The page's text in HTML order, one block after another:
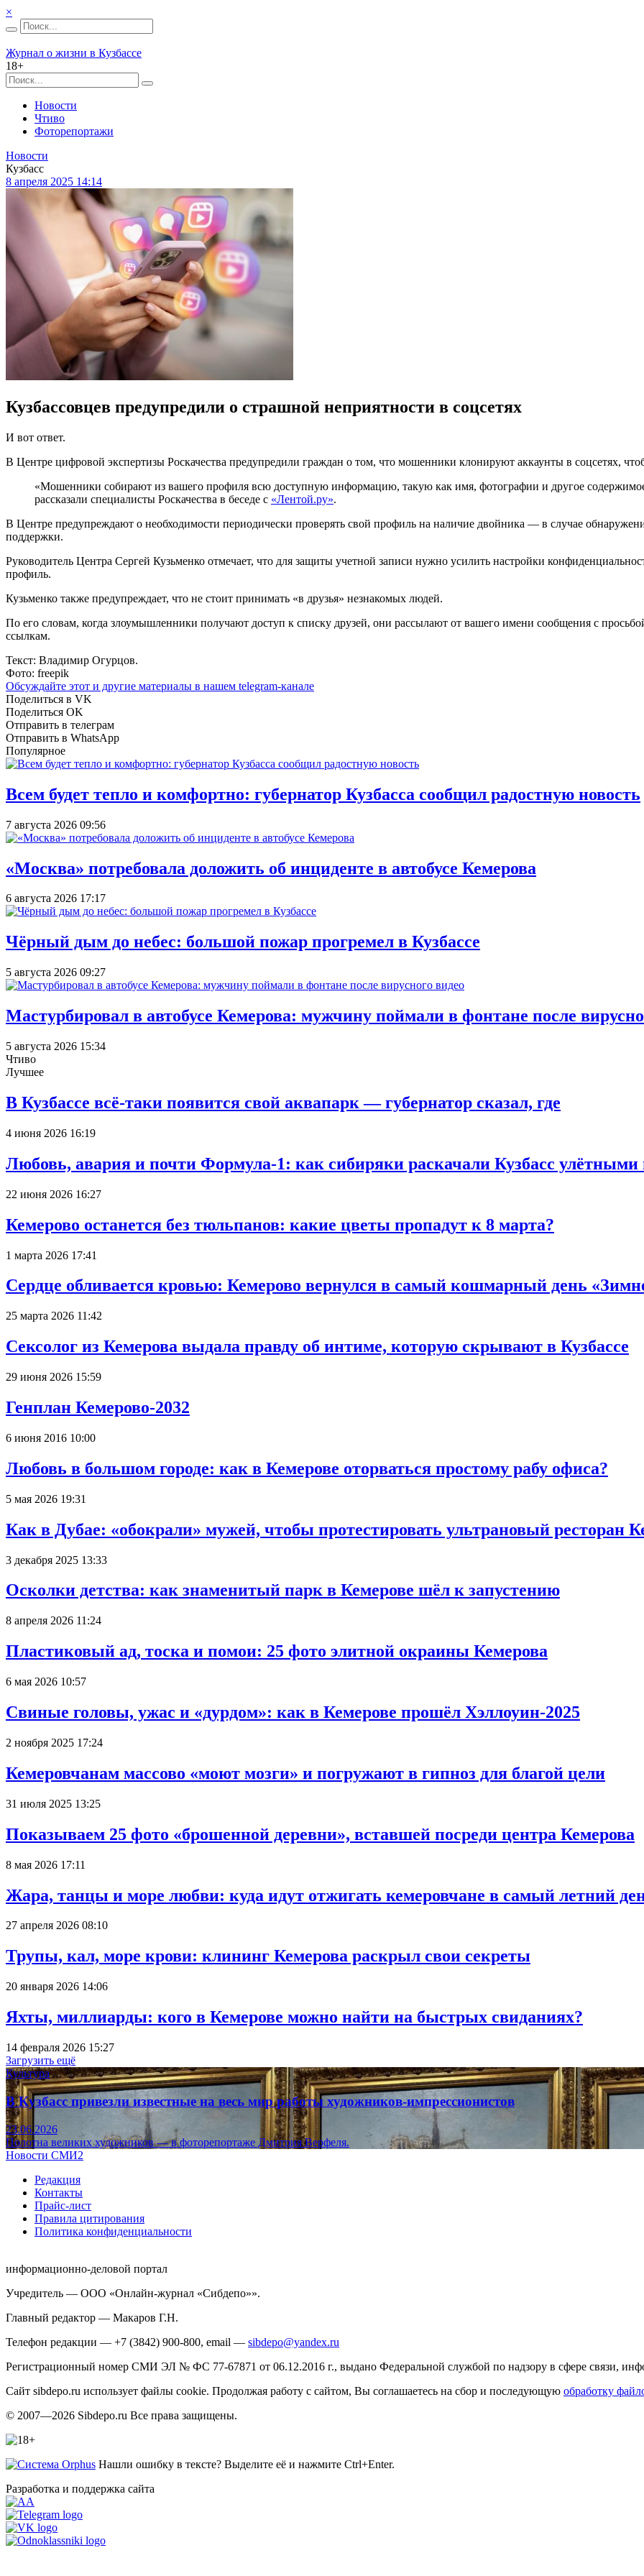
×
Журнал о жизни в Кузбассе
18+
Новости
Чтиво
Фоторепортажи
Новости
Кузбасс
8 апреля 2025 14:14
Кузбассовцев предупредили о страшной неприятности в соцсетях
И вот ответ.
В Центре цифровой экспертизы Роскачества предупредили граждан о том, что мошенники клонируют аккаунты в соцсетях,
«Мошенники собирают из вашего профиля всю доступную информацию, такую как имя, фотографии и другое
рассказали специалисты Роскачества в беседе с «Лентой.ру».
В Центре предупреждают о необходимости периодически проверять свой профиль на наличие двойника — в случае
поддержки.
Руководитель Центра Сергей Кузьменко отмечает, что для защиты учетной записи нужно усилить настройки
профиль.
Кузьменко также предупреждает, что не стоит принимать «в друзья» незнакомых людей.
По его словам, когда злоумышленники получают доступ к списку друзей, они рассылают от вашего имени сообщения с
ссылкам.
Текст: Владимир Огурцов.
Фото: freepik
Обсуждайте этот и другие материалы в нашем telegram-канале
Поделиться в VK
Поделиться OK
Отправить в телеграм
Отправить в WhatsApp
Популярное
Всем будет тепло и комфортно: губернатор Кузбасса сообщил радостную новость
7 августа 2026 09:56
«Москва» потребовала доложить об инциденте в автобусе Кемерова
6 августа 2026 17:17
Чёрный дым до небес: большой пожар прогремел в Кузбассе
5 августа 2026 09:27
Мастурбировал в автобусе Кемерова: мужчину поймали в фонтане после
5 августа 2026 15:34
Чтиво
Лучшее
В Кузбассе всё-таки появится свой аквапарк — губернатор сказал, где
4 июня 2026 16:19
Любовь, авария и почти Формула-1: как сибиряки раскачали Кузбасс улётными
22 июня 2026 16:27
Кемерово останется без тюльпанов: какие цветы пропадут к 8 марта?
1 марта 2026 17:41
Сердце обливается кровью: Кемерово вернулся в самый кошмарный день
25 марта 2026 11:42
Сексолог из Кемерова выдала правду об интиме, которую скрывают в Кузбассе
29 июня 2026 15:59
Генплан Кемерово-2032
6 июня 2016 10:00
Любовь в большом городе: как в Кемерове оторваться простому рабу офиса?
5 мая 2026 19:31
Как в Дубае: «обокрали» мужей, чтобы протестировать ультрановый ресторан
3 декабря 2025 13:33
Осколки детства: как знаменитый парк в Кемерове шёл к запустению
8 апреля 2026 11:24
Пластиковый ад, тоска и помои: 25 фото элитной окраины Кемерова
6 мая 2026 10:57
Свиные головы, ужас и «дурдом»: как в Кемерове прошёл Хэллоуин-2025
2 ноября 2025 17:24
Кемеровчанам массово «моют мозги» и погружают в гипноз для благой цели
31 июля 2025 13:25
Показываем 25 фото «брошенной деревни», вставшей посреди центра Кемерова
8 мая 2026 17:11
Жара, танцы и море любви: куда идут отжигать кемеровчане в самый летний
27 апреля 2026 08:10
Трупы, кал, море крови: клининг Кемерова раскрыл свои секреты
20 января 2026 14:06
Яхты, миллиарды: кого в Кемерове можно найти на быстрых свиданиях?
14 февраля 2026 15:27
Загрузить ещё
Культура
В Кузбасс привезли известные на весь мир работы художников-импрессионистов
23.06.2026
Полотна великих художников — в фоторепортаже Дмитрия Верфеля.
Новости СМИ2
Редакция
Контакты
Прайс-лист
Правила цитирования
Политика конфиденциальности
информационно-деловой портал
Учредитель — ООО «Онлайн-журнал «Сибдепо»».
Главный редактор — Макаров Г.Н.
Телефон редакции — +7 (3842) 900-800, email — sibdepo@yandex.ru
Регистрационный номер СМИ ЭЛ № ФС 77-67871 от 06.12.2016 г., выдано Федеральной службой по надзору в сфере связи,
Сайт sibdepo.ru использует файлы cookie. Продолжая работу с сайтом, Вы соглашаетесь на сбор и последующую обработку
© 2007—2026 Sibdepo.ru Все права защищены.
Нашли ошибку в тексте? Выделите её и нажмите Ctrl+Enter.
Разработка и поддержка сайта